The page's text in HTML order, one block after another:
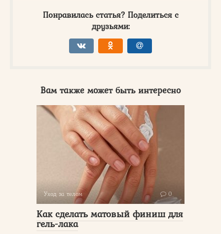
Понравилась статья? Поделиться с
друзьями:
Вам также может быть интересно
Уход за телом 0
Как сделать матовый финиш для
гель-лака